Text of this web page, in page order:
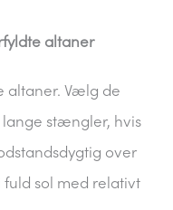
altaner
altaner. Vælg de
stængler, hvis
over
sol med relativt